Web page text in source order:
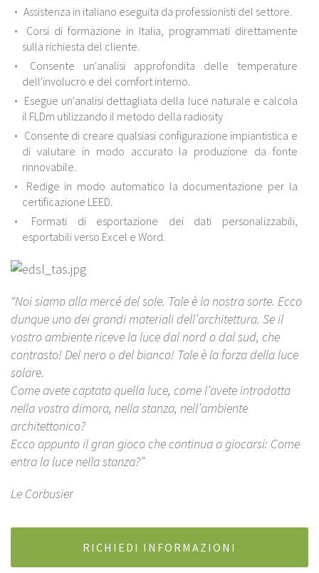
Assistenza in italiano eseguita da professionisti del settore.
Corsi di formazione in Italia, programmati direttamente
sulla richiesta del cliente.
Consente un'analisi approfondita delle temperature
dell'involucro e del comfort interno.
Esegue un'analisi dettagliata della luce naturale e calcola
il FLDm utilizzando il metodo della radiosity
Consente di creare qualsiasi configurazione impiantistica e
di valutare in modo accurato la produzione da fonte
rinnovabile.
Redige in modo automatico la documentazione per la
certificazione LEED.
Formati di esportazione dei dati personalizzabili,
esportabili verso Excel e Word.
“Noi siamo alla mercé del sole. Tale è la nostra sorte. Ecco
dunque uno dei grandi materiali dell’architettura. Se il
vostro ambiente riceve la luce dal nord o dal sud, che
contrasto! Del nero o del bianco! Tale è la forza della luce
solare.
Come avete captata quella luce, come l’avete introdotta
nella vostra dimora, nella stanza, nell’ambiente
architettonico?
Ecco appunto il gran gioco che continua a giocarsi: Come
entra la luce nella stanza?”
Le Corbusier
RICHIEDI INFORMAZIONI